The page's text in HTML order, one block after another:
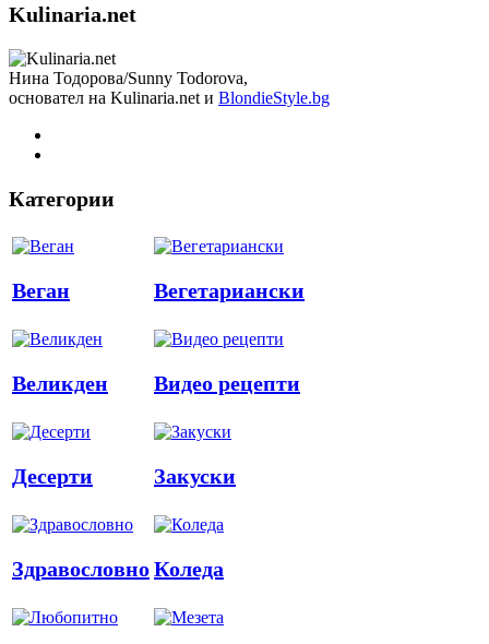
Kulinaria.net
Нина Тодорова/Sunny Todorova,
основател на Kulinaria.net и BlondieStyle.bg
Категории
Веган Вегетариански
Великден Видео рецепти
Десерти Закуски
ЗдравословноКоледа